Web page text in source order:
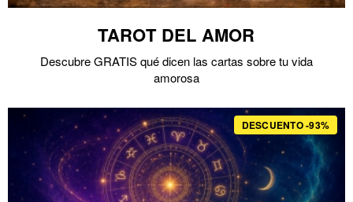
TAROT DEL AMOR
Descubre GRATIS qué dicen las cartas sobre tu vida
amorosa
DESCUENTO -93%